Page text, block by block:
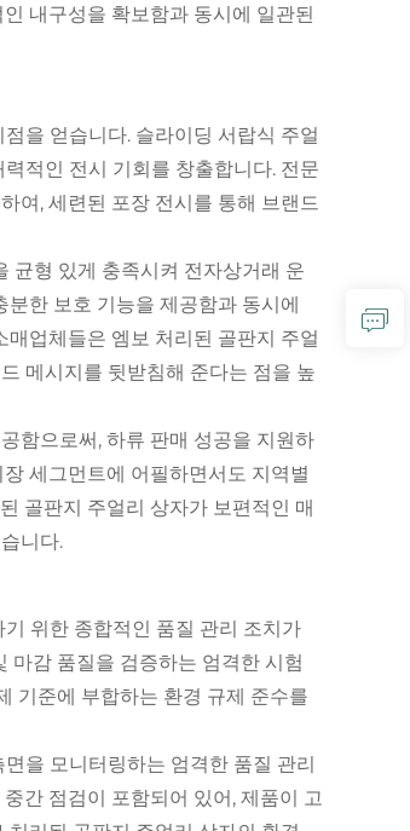
내구성을 확보함과 동시에 일관된
을 얻습니다. 슬라이딩 서랍식 주얼
적인 전시 기회를 창출합니다. 전문
여, 세련된 포장 전시를 통해 브랜드
균형 있게 충족시켜 전자상거래 운
한 보호 기능을 제공함과 동시에
업체들은 엠보 처리된 골판지 주얼
메시지를 뒷받침해 준다는 점을 높
함으로써, 하류 판매 성공을 지원하
세그먼트에 어필하면서도 지역별
골판지 주얼리 상자가 보편적인 매
니다.
위한 종합적인 품질 관리 조치가
마감 품질을 검증하는 엄격한 시험
기준에 부합하는 환경 규제 준수를
을 모니터링하는 엄격한 품질 관리
간 점검이 포함되어 있어, 제품이 고